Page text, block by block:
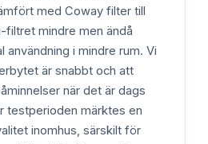
med Coway filter till
filtret mindre men ändå
användning i mindre rum. Vi
är snabbt och att
när det är dags
testperioden märktes en
inomhus, särskilt för